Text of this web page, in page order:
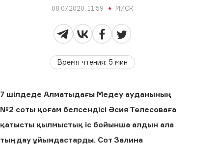
08.07.2020, 11:59 МИСК
Время чтения: 5 мин
7 шілдеде Алматыдағы Медеу ауданының
№2 соты қоғам белсендісі Әсия Төлесоваға
қатысты қылмыстық іс бойынша алдын ала
тыңдау ұйымдастарды. Сот Залина